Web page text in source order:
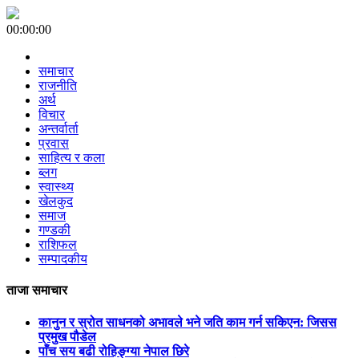
00:00:00
समाचार
राजनीति
अर्थ
विचार
अन्तर्वार्ता
प्रवास
साहित्य र कला
ब्लग
स्वास्थ्य
खेलकुद
समाज
गण्डकी
राशिफल
सम्पादकीय
ताजा समाचार
कानुन र स्रोत साधनको अभावले भने जति काम गर्न सकिएन: जिसस
प्रमुख पौडेल
पाँच सय बढी रोहिङ्ग्या नेपाल छिरे